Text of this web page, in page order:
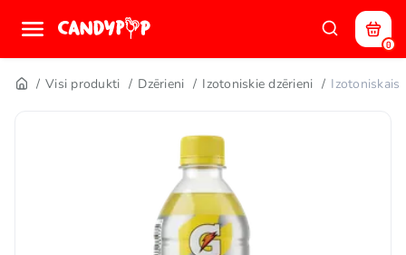
0
Visi produkti Dzērieni Izotoniskie dzērieni Izotoniskais